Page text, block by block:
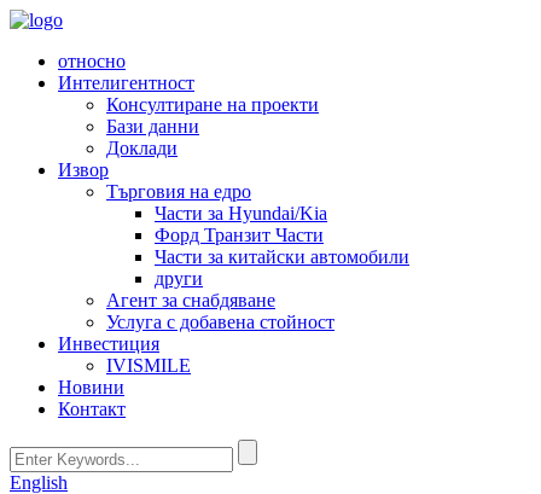
относно
Интелигентност
Консултиране на проекти
Бази данни
Доклади
Извор
Търговия на едро
Части за Hyundai/Kia
Форд Транзит Части
Части за китайски автомобили
други
Агент за снабдяване
Услуга с добавена стойност
Инвестиция
IVISMILE
Новини
Контакт
English